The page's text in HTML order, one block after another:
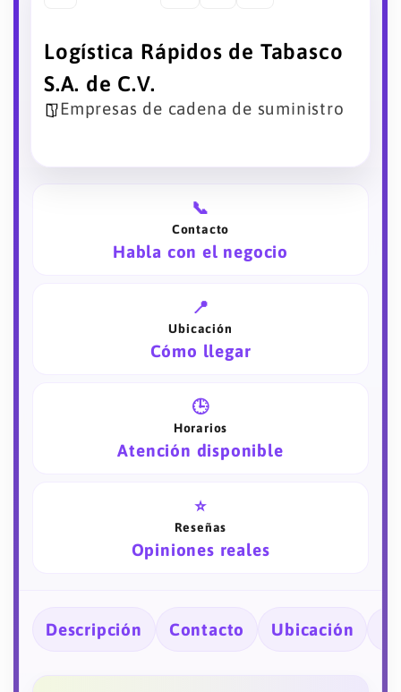
Logística Rápidos de Tabasco
S.A. de C.V.
Empresas de cadena de suministro
📞
Contacto
Habla con el negocio
📍
Ubicación
Cómo llegar
🕒
Horarios
Atención disponible
⭐
Reseñas
Opiniones reales
Descripción Contacto Ubicación